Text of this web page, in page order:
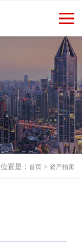
首页
置是： 首页 > 资产拍卖